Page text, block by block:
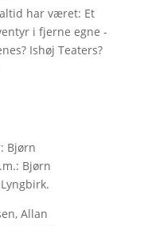
har været: Et
i fjerne egne -
Ishøj Teaters?
Bjørn
Bjørn
Allan